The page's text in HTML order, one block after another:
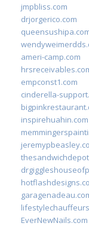
jmpbliss.com
drjorgerico.com
ameri-camp.com
empconst1.com
cinderella-
inspirehuahin.com
EverNewNails.com